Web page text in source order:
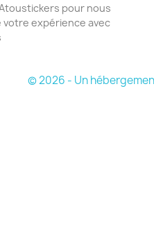
pour nous
votre expérience avec
© 2026 - Un